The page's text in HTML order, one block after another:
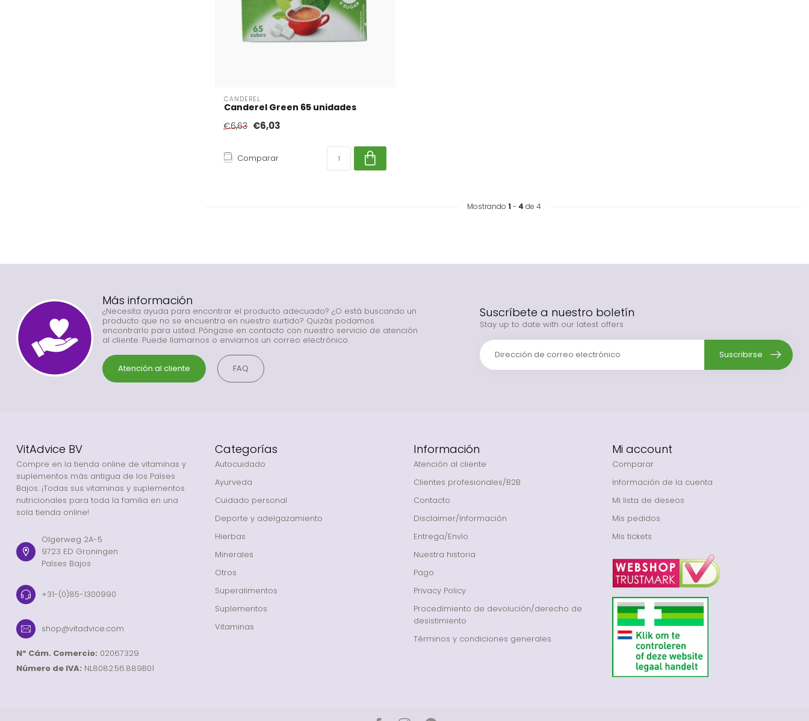
CANDEREL
Canderel Green 65 unidades
€6,63 €6,03
Comparar
Mostrando 1 - 4 de 4
Más información
¿Necesita ayuda para encontrar el producto adecuado? ¿O está buscando un
producto que no se encuentra en nuestro surtido? Quizás podamos
encontrarlo para usted. Póngase en contacto con nuestro servicio de atención
al cliente. Puede llamarnos o enviarnos un correo electrónico.
Atención al cliente FAQ
Suscríbete a nuestro boletín
Stay up to date with our latest offers
Suscribirse
VitAdvice BV
Compre en la tienda online de vitaminas y
suplementos más antigua de los Países
Bajos. ¡Todas sus vitaminas y suplementos
nutricionales para toda la familia en una
sola tienda online!
Olgerweg 2A-5
9723 ED Groningen
Países Bajos
+31-(0)85-1300990
shop@vitadvice.com
Nº Cám. Comercio: 02067329
Número de IVA: NL8082.56.889B01
Categorías
Autocuidado
Ayurveda
Cuidado personal
Deporte y adelgazamiento
Hierbas
Minerales
Otros
Superalimentos
Suplementos
Vitaminas
Información
Atención al cliente
Clientes profesionales/B2B
Contacto
Disclaimer/Información
Entrega/Envío
Nuestra historia
Pago
Privacy Policy
Procedimiento de devolución/derecho de
desistimiento
Términos y condiciones generales
Mi account
Comparar
Información de la cuenta
Mi lista de deseos
Mis pedidos
Mis tickets